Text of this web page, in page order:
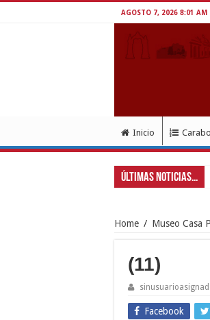
AGOSTO 7, 2026 8:01 AM
Inicio
Últimas Noticias...
Home / Museo Casa
(11)
Facebook